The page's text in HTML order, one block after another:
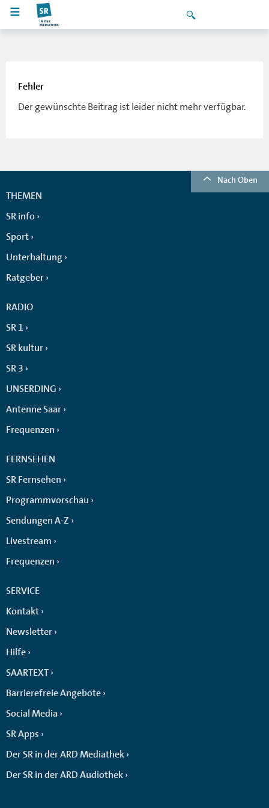
Fehler
Der gewünschte Beitrag ist leider nicht mehr verfügbar.
Nach Oben
THEMEN
SR info
Sport
Unterhaltung
Ratgeber
RADIO
SR 1
SR kultur
SR 3
UNSERDING
Antenne Saar
Frequenzen
FERNSEHEN
SR Fernsehen
Programmvorschau
Sendungen A-Z
Livestream
Frequenzen
SERVICE
Kontakt
Newsletter
Hilfe
SAARTEXT
Barrierefreie Angebote
Social Media
SR Apps
Der SR in der ARD Mediathek
Der SR in der ARD Audiothek